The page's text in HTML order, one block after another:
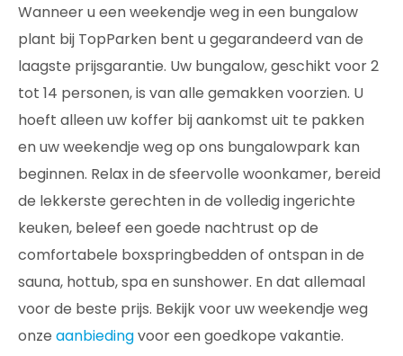
Wanneer u een weekendje weg in een bungalow
plant bij TopParken bent u gegarandeerd van de
laagste prijsgarantie. Uw bungalow, geschikt voor 2
tot 14 personen, is van alle gemakken voorzien. U
hoeft alleen uw koffer bij aankomst uit te pakken
en uw weekendje weg op ons bungalowpark kan
beginnen. Relax in de sfeervolle woonkamer, bereid
de lekkerste gerechten in de volledig ingerichte
keuken, beleef een goede nachtrust op de
comfortabele boxspringbedden of ontspan in de
sauna, hottub, spa en sunshower. En dat allemaal
voor de beste prijs. Bekijk voor uw weekendje weg
onze aanbiedingvoor een goedkope vakantie.